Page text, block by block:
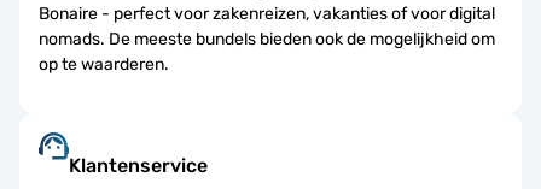
Bonaire - perfect voor zakenreizen, vakanties of voor digital
nomads. De meeste bundels bieden ook de mogelijkheid om
op te waarderen.
Klantenservice